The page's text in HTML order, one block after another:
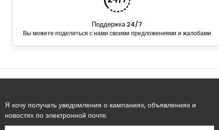
Поддержка 24/7
Вы можете поделиться с нами своими предложениями и жалобами
Я хочу получать уведомления о кампаниях, объявлениях и
новостях по электронной почте.